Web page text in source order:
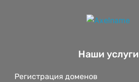
Наши услуги
Регистрация доменов